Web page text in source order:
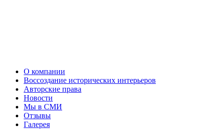
О компании
Воссоздание исторических интерьеров
Авторские права
Новости
Мы в СМИ
Отзывы
Галерея